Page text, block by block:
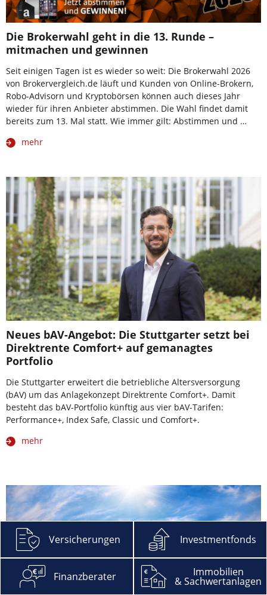
Die Brokerwahl geht in die 13. Runde –
mitmachen und gewinnen
Seit einigen Tagen ist es wieder so weit: Die Brokerwahl 2026
von Brokervergleich.de läuft und Kunden von Online-Brokern,
Robo-Advisorn und Kryptobörsen können auch dieses Jahr
wieder für ihren Anbieter abstimmen. Die Wahl findet damit
bereits zum 13. Mal statt. Wie immer gilt: Abstimmen und …
mehr
Neues bAV-Angebot: Die Stuttgarter setzt bei
Direktrente Comfort+ auf gemanagtes
Portfolio
Die Stuttgarter erweitert die betriebliche Altersversorgung
(bAV) um das Anlagekonzept Direktrente Comfort+. Damit
besteht das bAV-Portfolio künftig aus vier bAV-Tarifen:
Performance+, Index Safe, Classic und Comfort+.
mehr
Versicherungen Investmentfonds
Finanzberater Immobilien
& Sachwertanlagen